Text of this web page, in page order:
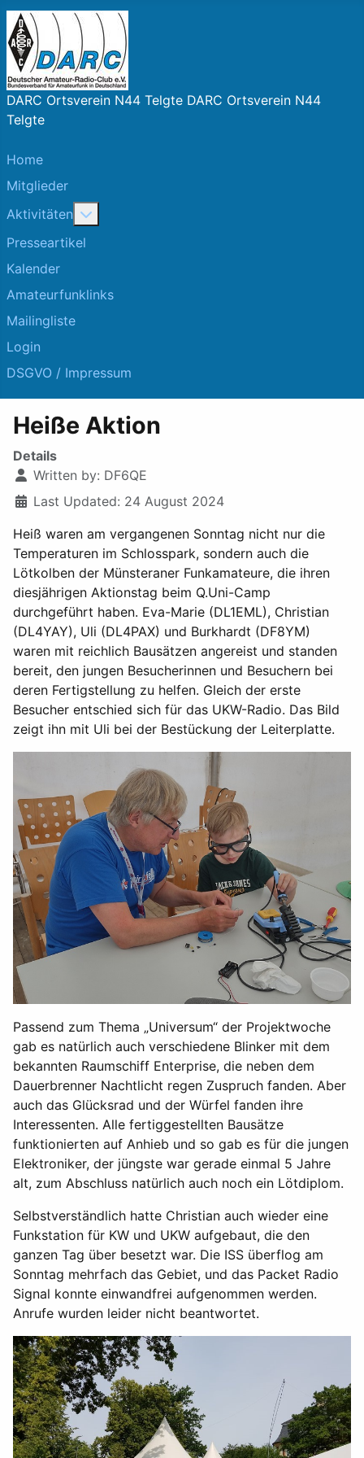
DARC Ortsverein N44 Telgte DARC Ortsverein N44
Telgte
Home
Mitglieder
Aktivitäten
Presseartikel
Kalender
Amateurfunklinks
Mailingliste
Login
DSGVO / Impressum
Heiße Aktion
Details
Written by: DF6QE
Last Updated: 24 August 2024
Heiß waren am vergangenen Sonntag nicht nur die
Temperaturen im Schlosspark, sondern auch die
Lötkolben der Münsteraner Funkamateure, die ihren
diesjährigen Aktionstag beim Q.Uni-Camp
durchgeführt haben. Eva-Marie (DL1EML), Christian
(DL4YAY), Uli (DL4PAX) und Burkhardt (DF8YM)
waren mit reichlich Bausätzen angereist und standen
bereit, den jungen Besucherinnen und Besuchern bei
deren Fertigstellung zu helfen. Gleich der erste
Besucher entschied sich für das UKW-Radio. Das Bild
zeigt ihn mit Uli bei der Bestückung der Leiterplatte.
Passend zum Thema „Universum“ der Projektwoche
gab es natürlich auch verschiedene Blinker mit dem
bekannten Raumschiff Enterprise, die neben dem
Dauerbrenner Nachtlicht regen Zuspruch fanden. Aber
auch das Glücksrad und der Würfel fanden ihre
Interessenten. Alle fertiggestellten Bausätze
funktionierten auf Anhieb und so gab es für die jungen
Elektroniker, der jüngste war gerade einmal 5 Jahre
alt, zum Abschluss natürlich auch noch ein Lötdiplom.
Selbstverständlich hatte Christian auch wieder eine
Funkstation für KW und UKW aufgebaut, die den
ganzen Tag über besetzt war. Die ISS überflog am
Sonntag mehrfach das Gebiet, und das Packet Radio
Signal konnte einwandfrei aufgenommen werden.
Anrufe wurden leider nicht beantwortet.